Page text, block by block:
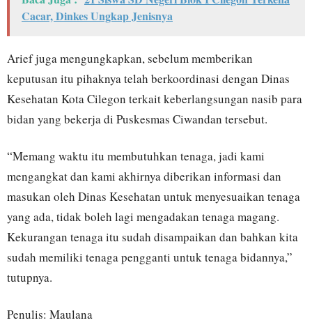
Cacar, Dinkes Ungkap Jenisnya
Arief juga mengungkapkan, sebelum memberikan
keputusan itu pihaknya telah berkoordinasi dengan Dinas
Kesehatan Kota Cilegon terkait keberlangsungan nasib para
bidan yang bekerja di Puskesmas Ciwandan tersebut.
“Memang waktu itu membutuhkan tenaga, jadi kami
mengangkat dan kami akhirnya diberikan informasi dan
masukan oleh Dinas Kesehatan untuk menyesuaikan tenaga
yang ada, tidak boleh lagi mengadakan tenaga magang.
Kekurangan tenaga itu sudah disampaikan dan bahkan kita
sudah memiliki tenaga pengganti untuk tenaga bidannya,”
tutupnya.
Penulis: Maulana